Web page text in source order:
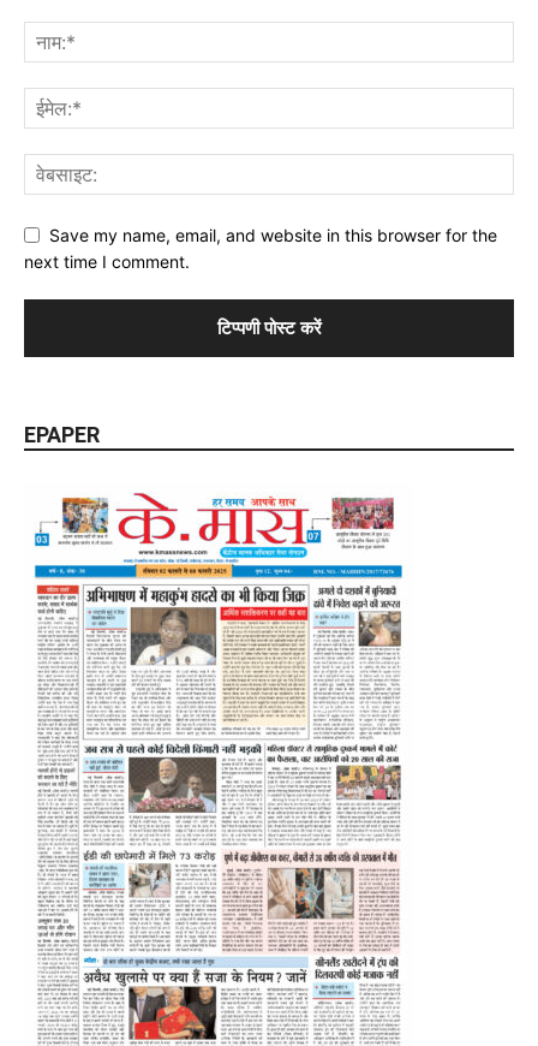
Save my name, email, and website in this browser for the
next time I comment.
EPAPER